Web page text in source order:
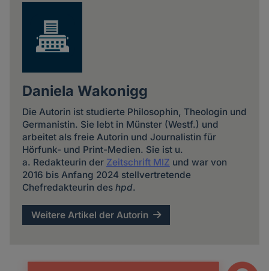
Daniela Wakonigg
Die Autorin ist studierte Philosophin, Theologin und
Germanistin. Sie lebt in Münster (Westf.) und
arbeitet als freie Autorin und Journalistin für
Hörfunk- und Print-Medien. Sie ist u.
a. Redakteurin der Zeitschrift MIZ und war von
2016 bis Anfang 2024 stellvertretende
Chefredakteurin des hpd.
Weitere Artikel der Autorin